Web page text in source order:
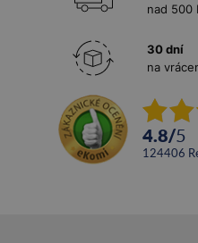
nad 500
30 dní
na
4.8/5
124406